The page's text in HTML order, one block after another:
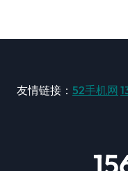
友情链接： 52手机网